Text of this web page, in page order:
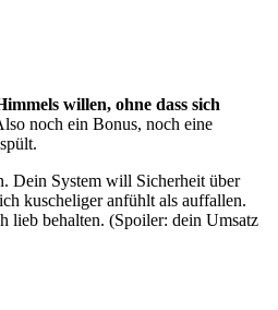
willen, ohne dass sich
noch ein Bonus, noch eine
Dein System will Sicherheit über
kuscheliger anfühlt als auffallen.
lieb behalten. (Spoiler: dein Umsatz